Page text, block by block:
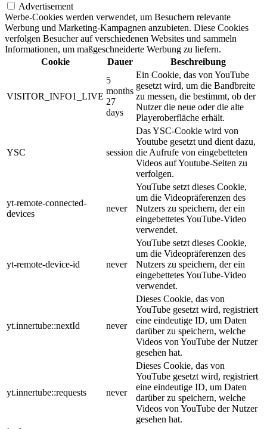
Advertisement
Werbe-Cookies werden verwendet, um Besuchern relevante
Werbung und Marketing-Kampagnen anzubieten. Diese Cookies
verfolgen Besucher auf verschiedenen Websites und sammeln
Informationen, um maßgeschneiderte Werbung zu liefern.
Cookie
Dauer Beschreibung
VISITOR_INFO1_LIVE
5
months
27
days
Ein Cookie, das von YouTube
gesetzt wird, um die Bandbreite
zu messen, die bestimmt, ob der
Nutzer die neue oder die alte
Playeroberfläche erhält.
YSC session
Das YSC-Cookie wird von
Youtube gesetzt und dient dazu,
die Aufrufe von eingebetteten
Videos auf Youtube-Seiten zu
verfolgen.
yt-remote-connected-
devices
never
YouTube setzt dieses Cookie,
um die Videopräferenzen des
Nutzers zu speichern, der ein
eingebettetes YouTube-Video
verwendet.
yt-remote-device-id never
YouTube setzt dieses Cookie,
um die Videopräferenzen des
Nutzers zu speichern, der ein
eingebettetes YouTube-Video
verwendet.
yt.innertube::nextId never
Dieses Cookie, das von
YouTube gesetzt wird, registriert
eine eindeutige ID, um Daten
darüber zu speichern, welche
Videos von YouTube der Nutzer
gesehen hat.
yt.innertube::requests never
Dieses Cookie, das von
YouTube gesetzt wird, registriert
eine eindeutige ID, um Daten
darüber zu speichern, welche
Videos von YouTube der Nutzer
gesehen hat.